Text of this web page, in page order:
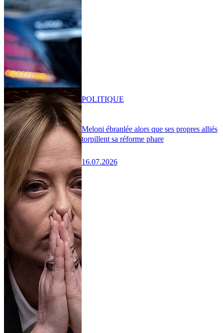
Meloni ébranlée alors que ses propres alliés
torpillent sa réforme phare
16.07.2026
POLITIQUE